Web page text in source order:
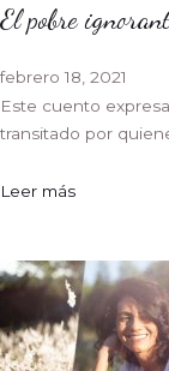
El pobre
febrero 18, 2021
Este cuento
transitado por
Leer más